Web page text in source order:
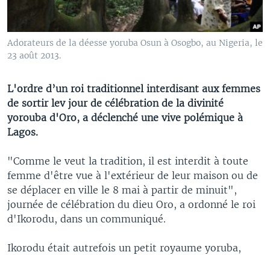
Adorateurs de la déesse yoruba Osun à Osogbo, au Nigeria, le
23 août 2013.
L'ordre d’un roi traditionnel interdisant aux femmes
de sortir lev jour de célébration de la divinité
yorouba d'Oro, a déclenché une vive polémique à
Lagos.
"Comme le veut la tradition, il est interdit à toute
femme d'être vue à l'extérieur de leur maison ou de
se déplacer en ville le 8 mai à partir de minuit",
journée de célébration du dieu Oro, a ordonné le roi
d'Ikorodu, dans un communiqué.
Ikorodu était autrefois un petit royaume yoruba,